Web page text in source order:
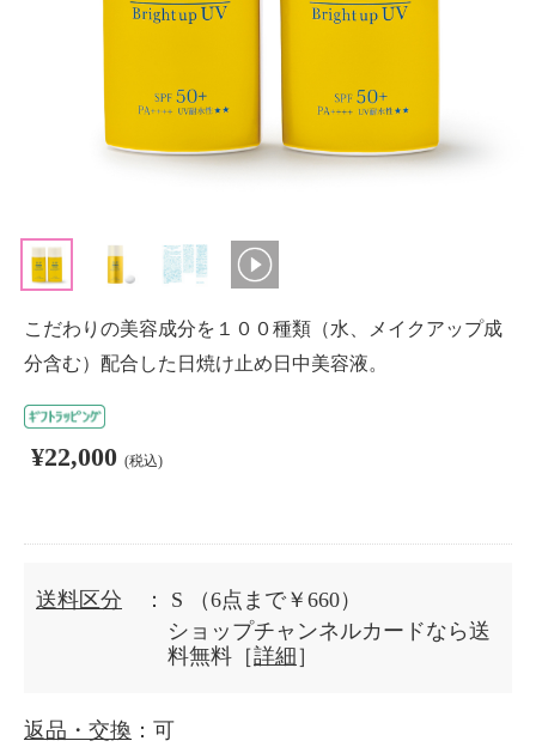
こだわりの美容成分を１００種類（水、メイクアップ成
分含む）配合した日焼け止め日中美容液。
¥22,000 (税込)
送料区分 ： S
（6点まで￥660）
ショップチャンネルカードなら送
料無料［詳細 ］
返品・交換 ：可